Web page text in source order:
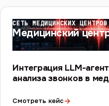
СЕТЬ МЕДИЦИНСКИХ ЦЕНТРОВ
Медицинский
Интеграция LLM-
анализа звонков в
Смотреть кейс→